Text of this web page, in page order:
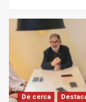
De cerca